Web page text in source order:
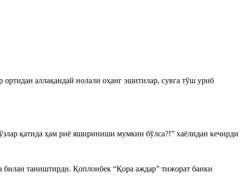
аллақандай нолали оҳанг эшитилар, сувга тўш уриб
қатида ҳам риё яшириниши мумкин бўлса?!” хаёлидан кечирди
билан таништирди. Қоплонбек “Қора аждар” тижорат банки